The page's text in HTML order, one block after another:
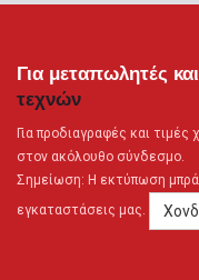
Για μεταπωλητές και
τεχνών
Για προδιαγραφές και
στον ακόλουθο σύνδεσμο.
Σημείωση: Η εκτύπωση
εγκαταστάσεις μας.